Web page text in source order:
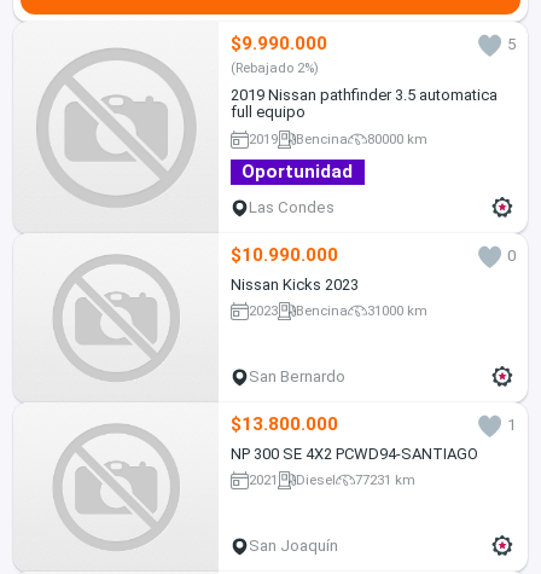
$9.990.000 5
(Rebajado 2%)
2019 Nissan pathfinder 3.5 automatica
full equipo
2019 Bencina 80000 km
Oportunidad
Las Condes
$10.990.000
0
Nissan Kicks 2023
2023 Bencina 31000 km
San Bernardo
$13.800.000
1
NP 300 SE 4X2 PCWD94-SANTIAGO
2021 Diesel 77231 km
San Joaquín